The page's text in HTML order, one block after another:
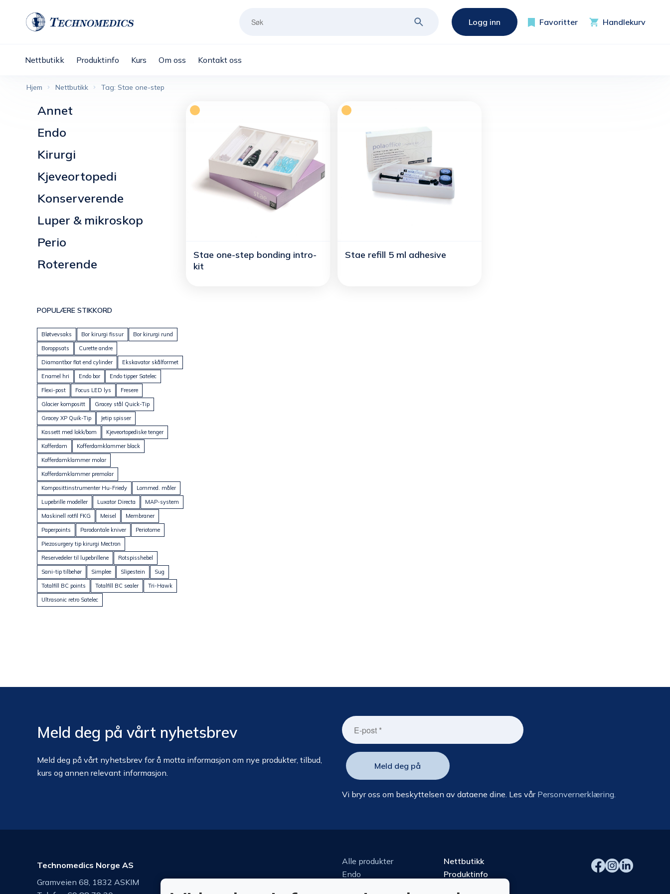
Logg inn Favoritter Handlekurv
Nettbutikk Produktinfo Kurs Om oss Kontakt oss
Hjem Nettbutikk Tag: Stae one-step
Stae one-step bonding intro-
kit
Stae refill 5 ml adhesive
Annet
Endo
Kirurgi
Kjeveortopedi
Konserverende
Luper & mikroskop
Perio
Roterende
POPULÆRE STIKKORD
Bløtvevsaks Bor kirurgi fissur
Bor kirurgi rund
Boroppsats
Curette andre
Diamantbor flat end cylinder
Ekskavator skålformet
Enamel hri
Endo bor
Endo tipper Satelec
Flexi-post
Focus LED lys
Fresere
Glacier kompositt
Gracey stål Quick-Tip
Gracey XP Quik-Tip
Jetip spisser
Kassett med lokk/bom
Kjeveortopediske tenger
Kofferdam
Kofferdamklammer black
Kofferdamklammer molar
Kofferdamklammer premolar
Komposittinstrumenter Hu-Friedy
Lommed. måler
Lupebrille modeller
Luxator Directa
MAP-system
Maskinell rotfil FKG
Meisel
Membraner
Paperpoints
Parodontale kniver
Periotome
Piezosurgery tip kirurgi Mectron
Reservedeler til lupebrillene
Rotspisshebel
Sani-tip tilbehør
Simplee Slipestein
Sug
Totalfill BC points
Totalfill BC sealer
Tri-Hawk
Ultrasonic retro Satelec
Meld deg på vårt nyhetsbrev
Meld deg på vårt nyhetsbrev for å motta informasjon om nye produkter, tilbud,
kurs og annen relevant informasjon.
Vi bryr oss om beskyttelsen av dataene dine. Les vår Personvernerklæring.
Technomedics Norge AS
Gramveien 68, 1832 ASKIM
Alle produkter
Endo
Nettbutikk
Produktinfo